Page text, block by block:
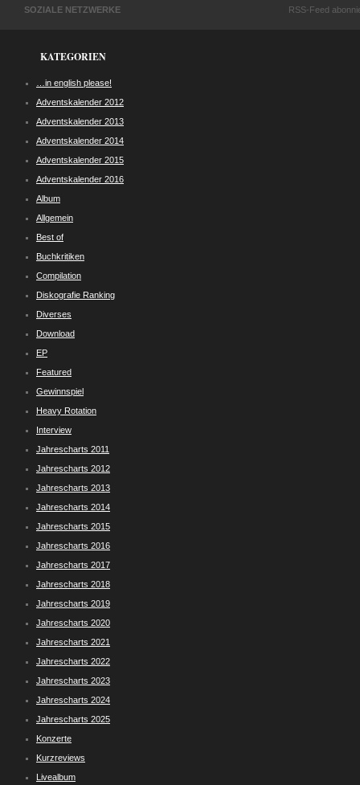
SOZIALE NETZWERKE RSS-Feed
KATEGORIEN
…in english please!
Adventskalender 2012
Adventskalender 2013
Adventskalender 2014
Adventskalender 2015
Adventskalender 2016
Album
Allgemein
Best of
Buchkritiken
Compilation
Diskografie Ranking
Diverses
Download
EP
Featured
Gewinnspiel
Heavy Rotation
Interview
Jahrescharts 2011
Jahrescharts 2012
Jahrescharts 2013
Jahrescharts 2014
Jahrescharts 2015
Jahrescharts 2016
Jahrescharts 2017
Jahrescharts 2018
Jahrescharts 2019
Jahrescharts 2020
Jahrescharts 2021
Jahrescharts 2022
Jahrescharts 2023
Jahrescharts 2024
Jahrescharts 2025
Konzerte
Kurzreviews
Livealbum